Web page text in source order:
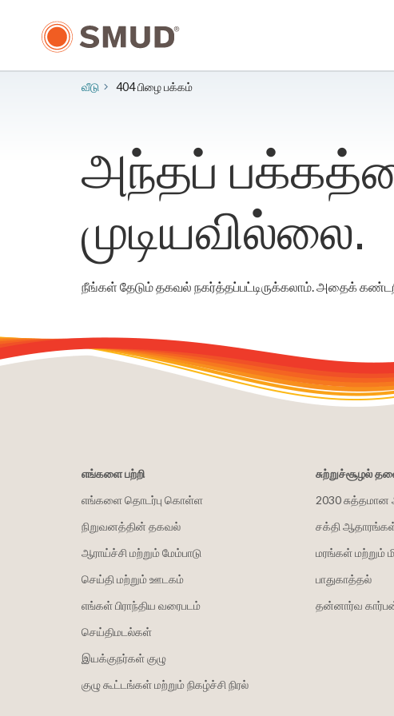
உள்ளடக்கத்திற்கு
வீடு 404 பிழை பக்கம்
அந்தப்
முடியவில்லை.
நீங்கள் தேடும் தகவல் நகர்த்தப்பட்டிருக்கலாம். அதைக்
எங்களை பற்றி
எங்களை தொடர்பு கொள்ள
நிறுவனத்தின் தகவல்
ஆராய்ச்சி மற்றும் மேம்பாடு
செய்தி மற்றும் ஊடகம்
எங்கள் பிராந்திய வரைபடம்
செய்திமடல்கள்
இயக்குநர்கள் குழு
குழு கூட்டங்கள் மற்றும் நிகழ்ச்சி நிரல்
சுற்றுச்சூழல்
2030
சக்தி
மரங்கள் மற்றும்
பாதுகாத்தல்
தன்னார்வ